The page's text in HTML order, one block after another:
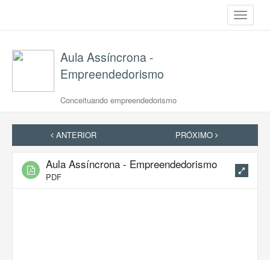
Toggle
Aula Assíncrona -
Empreendedorismo
Conceituando empreendedorismo
ANTERIOR PRÓXIMO
Aula Assíncrona - Empreendedorismo
PDF